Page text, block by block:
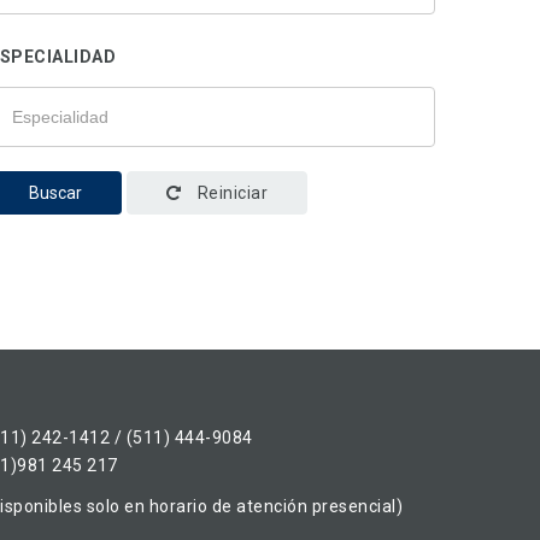
Buscar Reiniciar
242-1412 / (511) 444-9084
245 217
solo en horario de atención presencial)